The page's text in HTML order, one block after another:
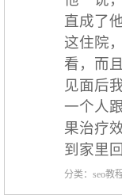
直成了
这住院
看，而
见面后
一个人
果治疗
到家里
分类：seo教